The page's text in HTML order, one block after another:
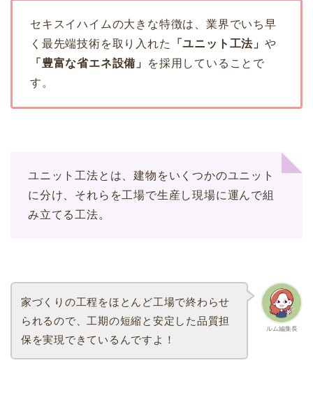
セキスイハイムの大きな特徴は、業界でいち早
く最先端技術を取り入れた
「ユニット工法」や
「豊富な省エネ設備」
を採用していることで
す。
ユニット工法とは、建物をいくつかのユニット
に分け、それらを工場で生産し現場に運んで組
み立てる工法。
ルム編集長
家づくりの工程をほとんど工場で終わらせ
られるので、工期の短縮と安定した品質担
保を実現できているんですよ！